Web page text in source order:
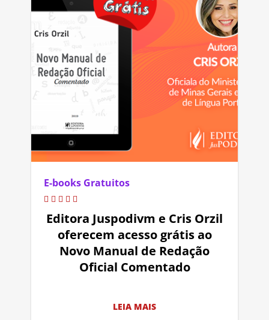
E-books Gratuitos
Editora Juspodivm e Cris Orzil
oferecem acesso grátis ao
Novo Manual de Redação
Oficial Comentado
LEIA MAIS